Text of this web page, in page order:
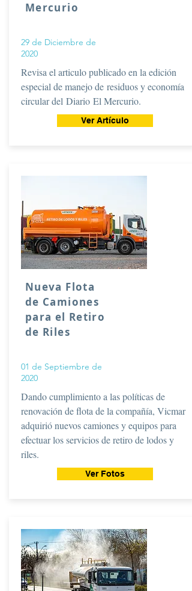
Mercurio
29 de Diciembre de
2020
Revisa el articulo publicado en la edición
especial de manejo de residuos y economía
circular del Diario El Mercurio.
Ver Artículo
Nueva Flota
de Camiones
para el Retiro
de Riles
01 de Septiembre de
2020
Dando cumplimiento a las políticas de
renovación de flota de la compañía, Vicmar
adquirió nuevos camiones y equipos para
efectuar los servicios de retiro de lodos y
riles.
Ver Fotos